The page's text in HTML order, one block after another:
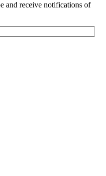
and receive notifications of